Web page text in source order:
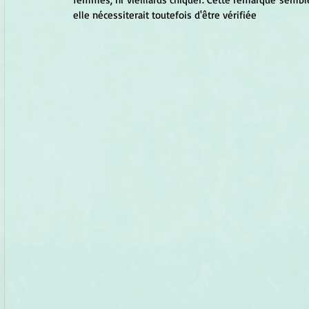
elle nécessiterait toutefois d'être vérifiée